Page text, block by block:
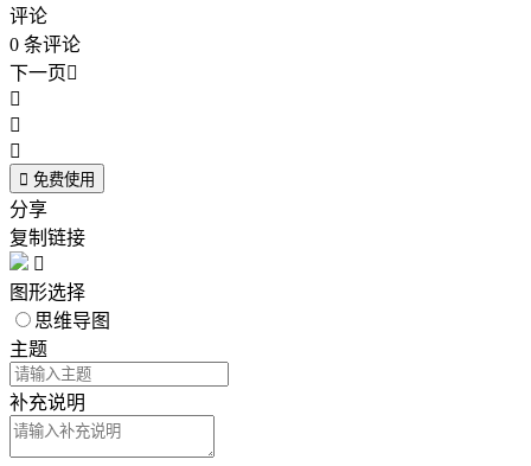
评论
0 条评论
下一页



 免费使用
分享
复制链接

图形选择
思维导图
主题
补充说明